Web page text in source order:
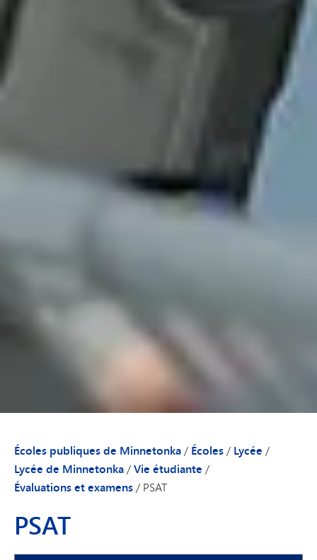
Écoles publiques de Minnetonka/ Écoles/ Lycée /
Lycée de Minnetonka/Vie étudiante /
Évaluations et examens/ PSAT
PSAT